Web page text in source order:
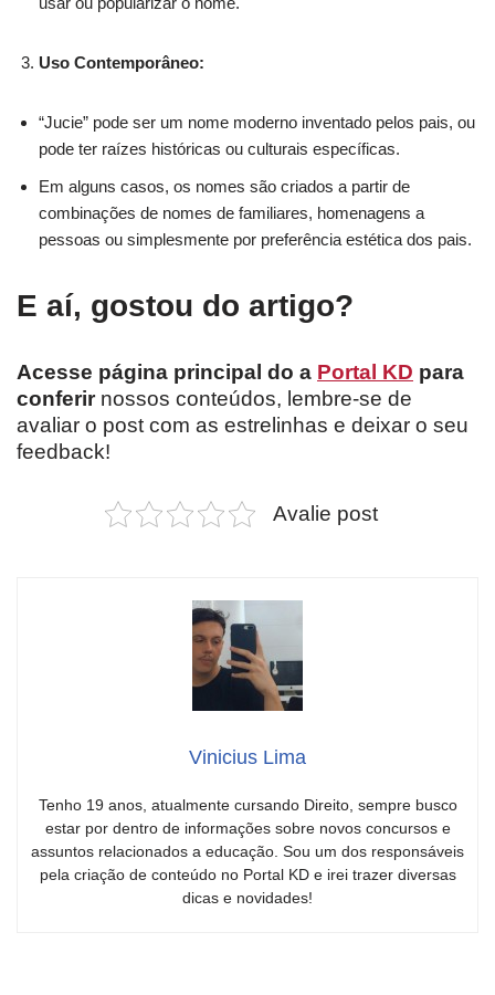
Uso Contemporâneo:
“Jucie” pode ser um nome moderno inventado pelos pais, ou
pode ter raízes históricas ou culturais específicas.
Em alguns casos, os nomes são criados a partir de
combinações de nomes de familiares, homenagens a
pessoas ou simplesmente por preferência estética dos pais.
E aí, gostou do artigo?
Acesse página principal do a Portal KD para
conferirnossos conteúdos, lembre-se de
avaliar o post com as estrelinhas e deixar o seu
feedback!
Avalie post
Vinicius Lima
Tenho 19 anos, atualmente cursando Direito, sempre busco
estar por dentro de informações sobre novos concursos e
assuntos relacionados a educação. Sou um dos responsáveis
pela criação de conteúdo no Portal KD e irei trazer diversas
dicas e novidades!